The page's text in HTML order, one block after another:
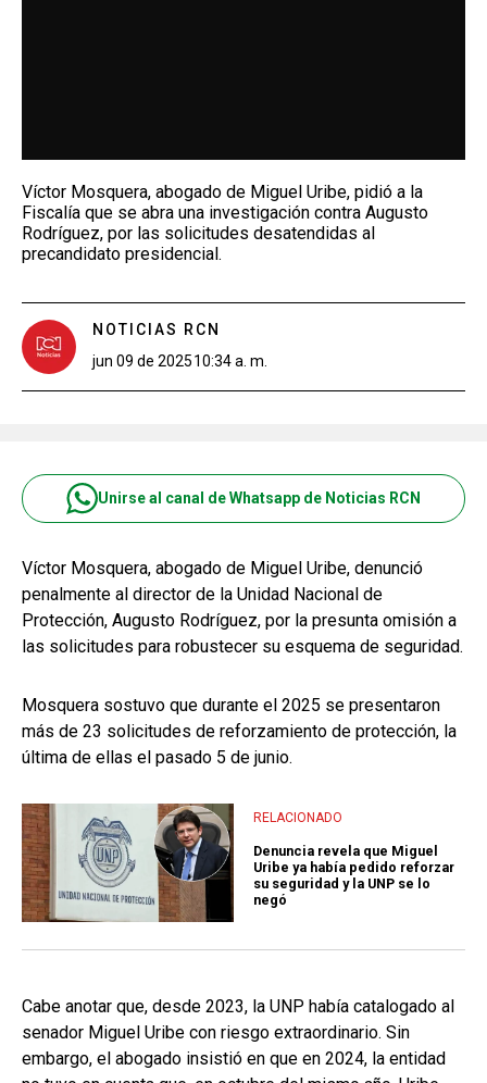
Víctor Mosquera, abogado de Miguel Uribe, pidió a la
Fiscalía que se abra una investigación contra Augusto
Rodríguez, por las solicitudes desatendidas al
precandidato presidencial.
NOTICIAS RCN
jun 09 de 202510:34 a. m.
Unirse al canal de Whatsapp de Noticias RCN
Víctor Mosquera, abogado de Miguel Uribe, denunció
penalmente al director de la Unidad Nacional de
Protección, Augusto Rodríguez, por la presunta omisión a
las solicitudes para robustecer su esquema de seguridad.
Mosquera sostuvo que durante el 2025 se presentaron
más de 23 solicitudes de reforzamiento de protección, la
última de ellas el pasado 5 de junio.
RELACIONADO
Denuncia revela que Miguel
Uribe ya había pedido reforzar
su seguridad y la UNP se lo
negó
Cabe anotar que, desde 2023, la UNP había catalogado al
senador Miguel Uribe con riesgo extraordinario. Sin
embargo, el abogado insistió en que en 2024, la entidad